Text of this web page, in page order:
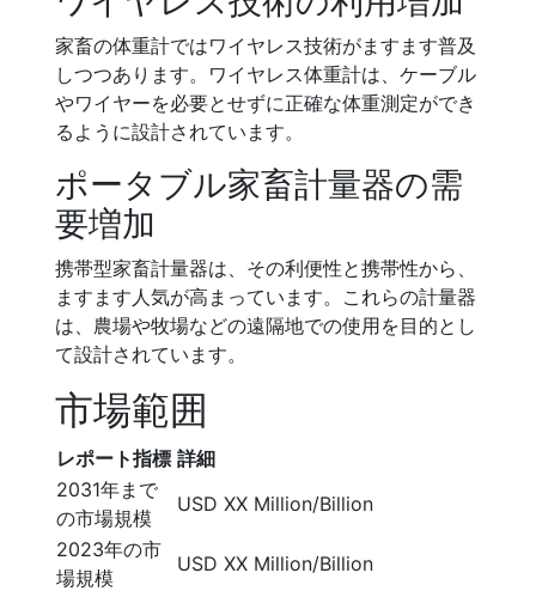
家畜の体重計ではワイヤレス技術がますます普及
しつつあります。ワイヤレス体重計は、ケーブル
やワイヤーを必要とせずに正確な体重測定ができ
るように設計されています。
ポータブル家畜計量器の需
要増加
携帯型家畜計量器は、その利便性と携帯性から、
ますます人気が高まっています。これらの計量器
は、農場や牧場などの遠隔地での使用を目的とし
て設計されています。
市場範囲
レポート指標 詳細
2031年まで
の市場規模
USD XX Million/Billion
2023年の市
場規模
USD XX Million/Billion